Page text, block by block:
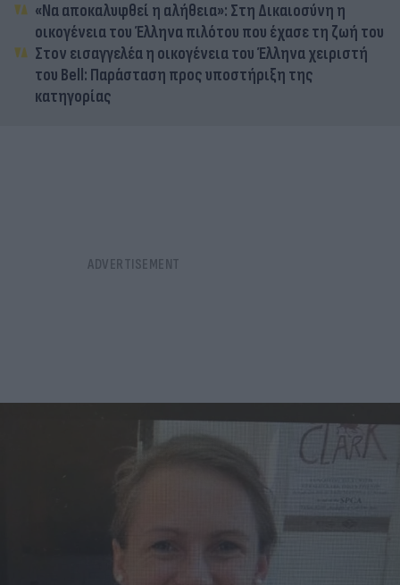
«Να αποκαλυφθεί η αλήθεια»: Στη Δικαιοσύνη η
οικογένεια του Έλληνα πιλότου που έχασε τη ζωή του
Στον εισαγγελέα η οικογένεια του Έλληνα χειριστή
του Bell: Παράσταση προς υποστήριξη της
κατηγορίας